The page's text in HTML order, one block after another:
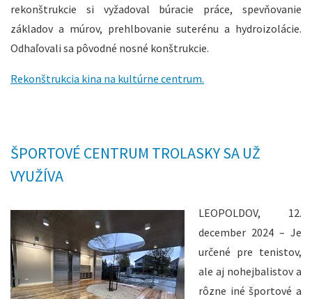
rekonštrukcie si vyžadoval búracie práce, spevňovanie
základov a múrov, prehlbovanie suterénu a hydroizolácie.
Odhaľovali sa pôvodné nosné konštrukcie.
Rekonštrukcia kina na kultúrne centrum.
ŠPORTOVÉ CENTRUM TROLASKY SA UŽ
VYUŽÍVA
LEOPOLDOV, 12.
december 2024 – Je
určené pre tenistov,
ale aj nohejbalistov a
rôzne iné športové a